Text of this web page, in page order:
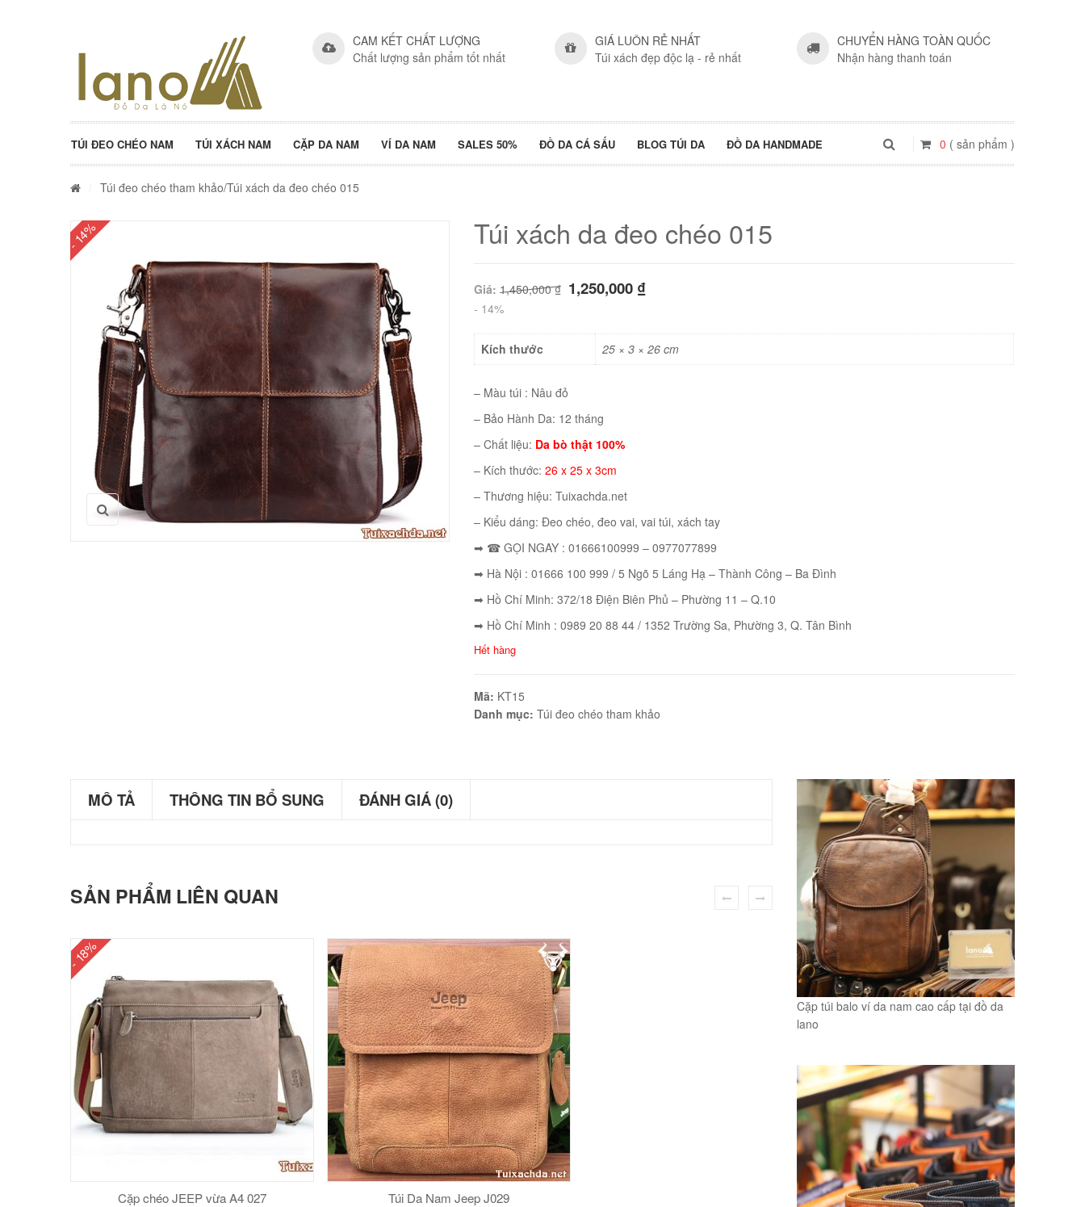
CAM KẾT CHẤT LƯỢNG
Chất lượng sản phẩm tốt nhất
GIÁ LUÔN RẺ NHẤT
Túi xách đẹp độc lạ - rẻ nhất
CHUYỂN HÀNG TOÀN QUỐC
Nhận hàng thanh toán
TÚI ĐEO CHÉO NAM TÚI XÁCH NAM CẶP DA NAM VÍ DA NAM SALES 50% ĐỒ DA CÁ SẤU BLOG TÚI DA ĐỒ DA HANDMADE 0 ( sản phẩm )
Túi đeo chéo tham khảo/Túi xách da đeo chéo 015
- 14% Túi xách da đeo chéo 015
Giá: 1,450,000₫ 1,250,000 ₫
- 14%
Kích thước 25 × 3 × 26 cm
– Màu túi : Nâu đỏ
– Bảo Hành Da: 12 tháng
– Chất liệu: Da bò thật 100%
– Kích thước: 26 x 25 x 3cm
– Thương hiệu: Tuixachda.net
– Kiểu dáng: Đeo chéo, đeo vai, vai túi, xách tay
➡ ☎ GỌI NGAY : 01666100999 – 0977077899
➡ Hà Nội : 01666 100 999 / 5 Ngõ 5 Láng Hạ – Thành Công – Ba Đình
➡ Hồ Chí Minh: 372/18 Điện Biên Phủ – Phường 11 – Q.10
➡ Hồ Chí Minh : 0989 20 88 44 / 1352 Trường Sa, Phường 3, Q. Tân Bình
Hết hàng
Mã: KT15
Danh mục: Túi đeo chéo tham khảo
MÔ TẢ THÔNG TIN BỔ SUNG ĐÁNH GIÁ (0)
SẢN PHẨM LIÊN QUAN
- 18%
Cặp chéo JEEP vừa A4 027 Túi Da Nam Jeep J029
Cặp túi balo ví da nam cao cấp tại đồ da
lano